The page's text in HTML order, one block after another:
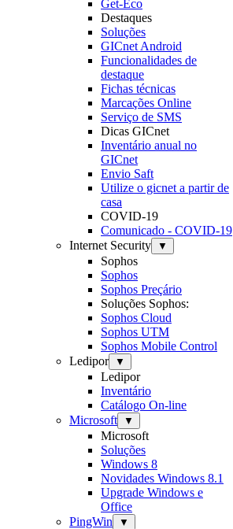
Get-Eco
Destaques
Soluções
GICnet Android
Funcionalidades de
destaque
Fichas técnicas
Marcações Online
Serviço de SMS
Dicas GICnet
Inventário anual no
GICnet
Envio Saft
Utilize o gicnet a partir de
casa
COVID-19
Comunicado - COVID-19
Internet Security
▼
Sophos
Sophos
Sophos Preçário
Soluções Sophos:
Sophos Cloud
Sophos UTM
Sophos Mobile Control
Ledipor
▼
Ledipor
Inventário
Catálogo On-line
Microsoft
▼
Microsoft
Soluções
Windows 8
Novidades Windows 8.1
Upgrade Windows e
Office
PingWin
▼